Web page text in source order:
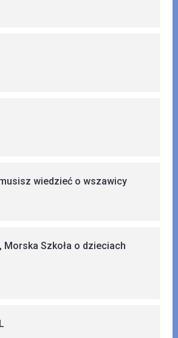
wiedzieć o wszawicy
Morska Szkoła o dzieciach